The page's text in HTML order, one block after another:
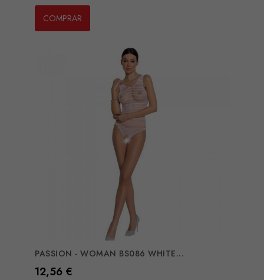
COMPRAR
PASSION - WOMAN BS086 WHITE...
Preço
12,56 €